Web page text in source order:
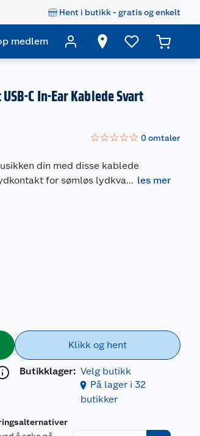
Hent i butikk - gratis og enkelt
medlem
C In-Ear Kablede Svart
☆☆☆☆☆ 0omtaler
din med disse kablede
for sømløs lydkva... les mer
Klikk og hent
Butikklager: Velg butikk
På lager i 32
butikker